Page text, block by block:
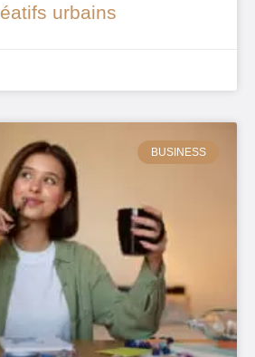
urbains
BUSINESS